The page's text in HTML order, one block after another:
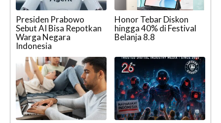
Presiden Prabowo
Sebut AI Bisa Repotkan
Warga Negara
Indonesia
Honor Tebar Diskon
hingga 40% di Festival
Belanja 8.8